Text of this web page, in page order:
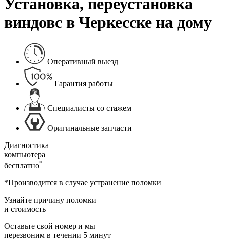
Установка, переустановка
виндовс в Черкесске на дому
Оперативный выезд
Гарантия работы
Специалисты со стажем
Оригинальные запчасти
Диагностика
компьютера
бесплатно*
*Производится в случае устранение поломки
Узнайте причину поломки
и стоимость
Оставьте свой номер и мы
перезвоним в течении 5 минут